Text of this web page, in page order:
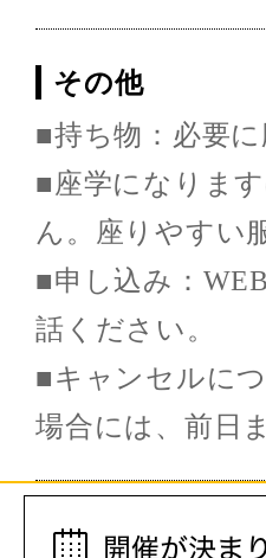
その他
■持ち物：必要
■座学になりま
ん。座りやすい
■申し込み：
話ください。
■キャンセルに
場合には、前日